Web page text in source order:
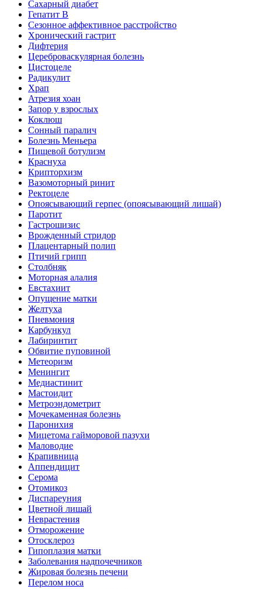
Сахарный диабет
Гепатит B
Сезонное аффективное расстройство
Хронический гастрит
Дифтерия
Цереброваскулярная болезнь
Цистоцеле
Радикулит
Храп
Атрезия хоан
Запор у взрослых
Коклюш
Сонный паралич
Болезнь Меньера
Пищевой ботулизм
Краснуха
Крипторхизм
Вазомоторный ринит
Ректоцеле
Опоясывающий герпес (опоясывающий лишай)
Паротит
Гастрошизис
Врожденный стридор
Плацентарный полип
Птичий грипп
Столбняк
Моторная алалия
Евстахиит
Опущение матки
Желтуха
Пневмония
Карбункул
Лабиринтит
Обвитие пуповиной
Метеоризм
Менингит
Медиастинит
Мастоидит
Метроэндометрит
Мочекаменная болезнь
Паронихия
Мицетома гайморовой пазухи
Маловодие
Крапивница
Аппендицит
Серома
Отомикоз
Диспареуния
Цветной лишай
Неврастения
Отморожение
Отосклероз
Гипоплазия матки
Заболевания надпочечников
Жировая болезнь печени
Перелом носа